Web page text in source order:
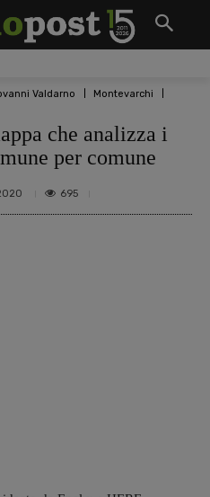
Valdarno
Montevarchi
che analizza i
per comune
695